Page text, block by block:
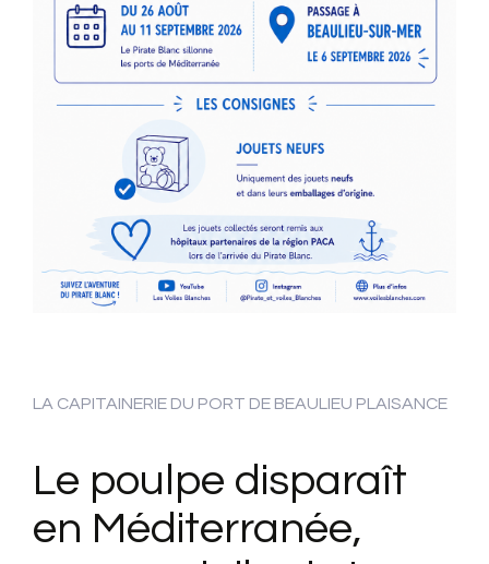
LA CAPITAINERIE DU PORT DE BEAULIEU PLAISANCE
Le poulpe disparaît
en Méditerranée,